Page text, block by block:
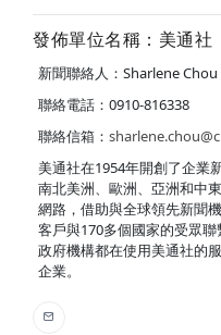
發佈單位名稱：美通社
新聞聯絡人：Sharlene Chou
聯絡電話：0910-816338
聯絡信箱：
美通社在1954年開創了企業
南北美洲、歐洲、亞洲和中
網路，借助與全球領先新聞
客戶與170多個國家的受眾
政府機構都在使用美通社的
企業。